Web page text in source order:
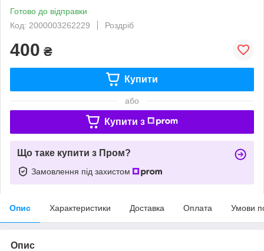
Готово до відправки
Код: 2000003262229
Роздріб
400 ₴
Купити
або
Купити з
Що таке купити з Пром?
Замовлення під захистом
Опис Характеристики Доставка Оплата Умови
Опис